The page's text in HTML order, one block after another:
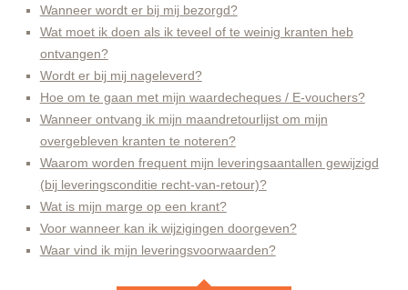
Wanneer wordt er bij mij bezorgd?
Wat moet ik doen als ik teveel of te weinig kranten heb
ontvangen?
Wordt er bij mij nageleverd?
Hoe om te gaan met mijn waardecheques / E-vouchers?
Wanneer ontvang ik mijn maandretourlijst om mijn
overgebleven kranten te noteren?
Waarom worden frequent mijn leveringsaantallen gewijzigd
(bij leveringsconditie recht-van-retour)?
Wat is mijn marge op een krant?
Voor wanneer kan ik wijzigingen doorgeven?
Waar vind ik mijn leveringsvoorwaarden?